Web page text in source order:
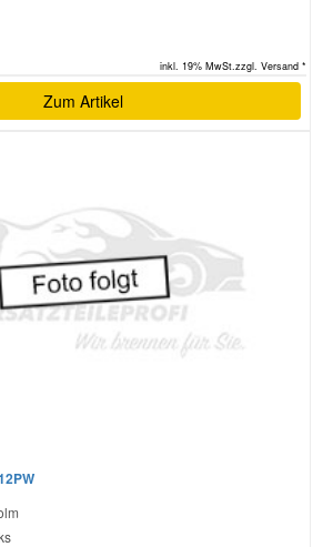
inkl. 19% MwSt.zzgl. Versand *
Zum Artikel